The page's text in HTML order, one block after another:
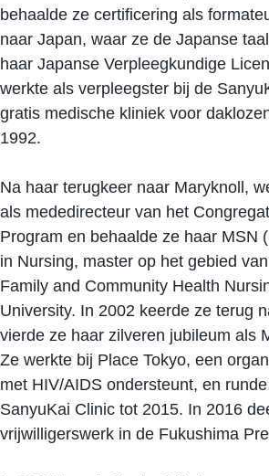
behaalde ze certificering als
naar Japan, waar ze de Japanse
haar Japanse Verpleegkundige
werkte als verpleegster bij de
gratis medische kliniek voor
1992.
Na haar terugkeer naar Maryknoll,
als mededirecteur van het
Program en behaalde ze haar MSN
in Nursing, master op het gebied
Family and Community Health
University. In 2002 keerde ze terug
vierde ze haar zilveren jubileum als
Ze werkte bij Place Tokyo, een
met HIV/AIDS ondersteunt, en
SanyuKai Clinic tot 2015. In 2016
vrijwilligerswerk in de Fukushima